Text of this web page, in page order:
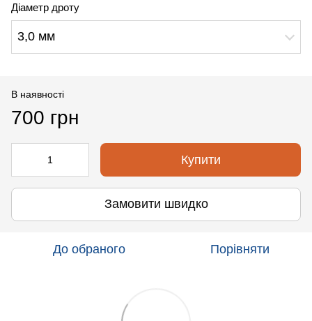
Діаметр дроту
3,0 мм
В наявності
700 грн
Купити
Замовити швидко
До обраного Порівняти